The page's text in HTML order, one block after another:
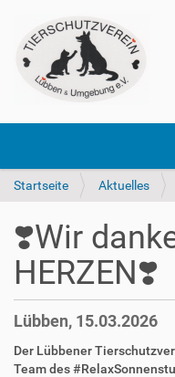
Startseite Aktuelles
❣️Wir
HERZEN❣️
Lübben, 15.03.2026
Der Lübbener
Team des